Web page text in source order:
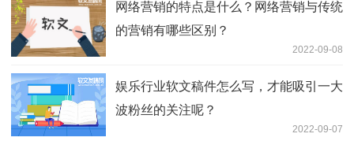
网络营销的特点是什么？网络营销与传统
的营销有哪些区别？
2022-09-08
娱乐行业软文稿件怎么写，才能吸引一大
波粉丝的关注呢？
2022-09-07